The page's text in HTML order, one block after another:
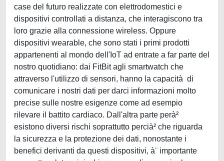
case del futuro realizzate con elettrodomestici e
dispositivi controllati a distanza, che interagiscono tra
loro grazie alla connessione wireless. Oppure
dispositivi wearable, che sono stati i primi prodotti
appartenenti al mondo dell'IoT ad entrate a far parte del
nostro quotidiano: dai FitBit agli smartwatch che
attraverso l'utilizzo di sensori, hanno la capacità di
comunicare i nostri dati per darci informazioni molto
precise sulle nostre esigenze come ad esempio
rilevare il battito cardiaco. Dall'altra parte perà²
esistono diversi rischi soprattutto percià² che riguarda
la sicurezza e la protezione dei dati, nonostante i
benefici derivanti da questi dispositivi, à¨ importante